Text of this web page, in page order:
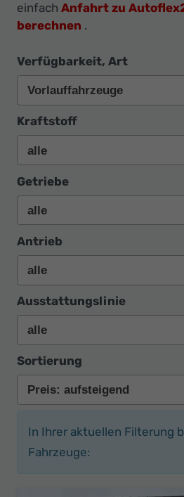
einfach Anfahrt zu
berechnen .
Verfügbarkeit, Art
Kraftstoff
Getriebe
Antrieb
Ausstattungslinie
Sortierung
In Ihrer aktuellen Filterung
Fahrzeuge: